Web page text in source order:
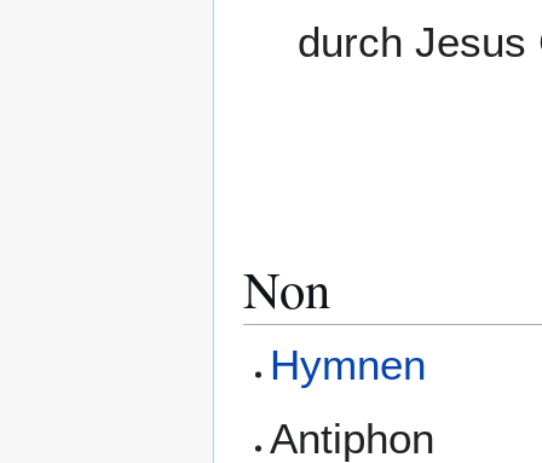
durch Jesus
Non
Hymnen
Antiphon